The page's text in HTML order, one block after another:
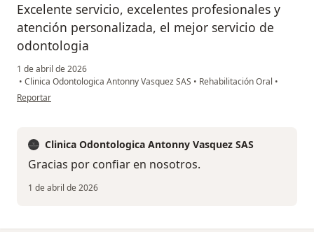
Excelente servicio, excelentes profesionales y
atención personalizada, el mejor servicio de
odontologia
1 de abril de 2026
• Clinica Odontologica Antonny Vasquez SAS • Rehabilitación Oral •
en opinión del usuario JC
Reportar
Clinica Odontologica Antonny Vasquez SAS
Gracias por confiar en nosotros.
1 de abril de 2026